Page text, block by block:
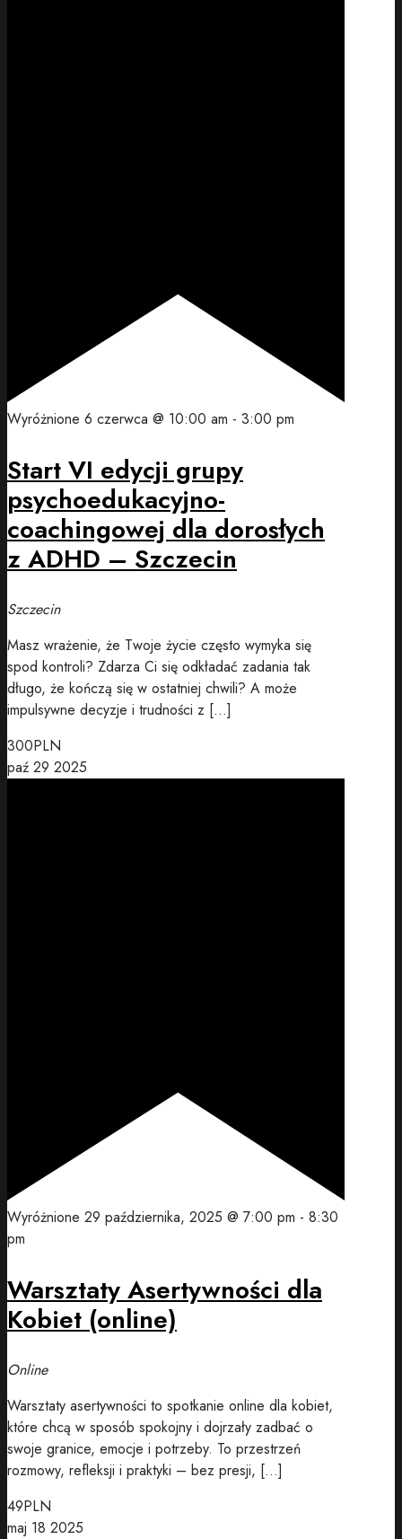
Wyróżnione 6 czerwca @ 10:00 am - 3:00 pm
Start VI edycji grupy
psychoedukacyjno-
coachingowej dla dorosłych
z ADHD – Szczecin
Szczecin
Masz wrażenie, że Twoje życie często wymyka się
spod kontroli? Zdarza Ci się odkładać zadania tak
długo, że kończą się w ostatniej chwili? A może
impulsywne decyzje i trudności z […]
300PLN
paź 29 2025
Wyróżnione 29 października, 2025 @ 7:00 pm - 8:30
pm
Warsztaty Asertywności dla
Kobiet (online)
Online
Warsztaty asertywności to spotkanie online dla kobiet,
które chcą w sposób spokojny i dojrzały zadbać o
swoje granice, emocje i potrzeby. To przestrzeń
rozmowy, refleksji i praktyki – bez presji, […]
49PLN
maj 18 2025